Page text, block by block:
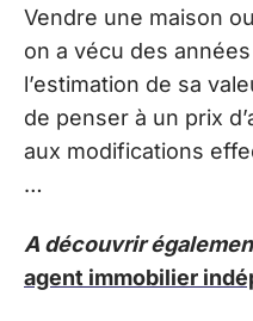
Vendre une maison
on a vécu des
l’estimation de sa
de penser à un prix
aux modifications
…
A découvrir
agent immobilier